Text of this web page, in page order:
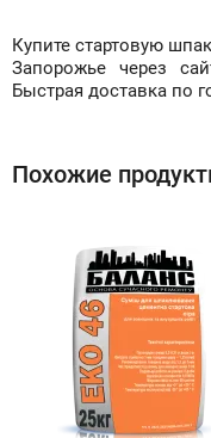
Купите стартовую
Запорожье через
Быстрая доставка по
Похожие